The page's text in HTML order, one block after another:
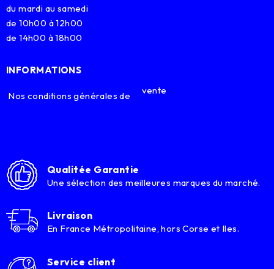
du mardi au samedi
de 10h00 à 12h00
de 14h00 à 18h00
INFORMATIONS
Nos conditions générales de vente
Qualitée Garantie
Une sélection des meilleures marques du marché.
Livraison
En France Métropolitaine, hors Corse et Iles.
Service client